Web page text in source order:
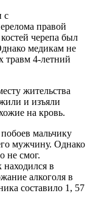
с
правой
черепа был
медикам не
травм 4-летний
жительства
и изъяли
на кровь.
мальчику
мужчину. Однако
не смог.
находился в
алкоголя в
составило 1, 57